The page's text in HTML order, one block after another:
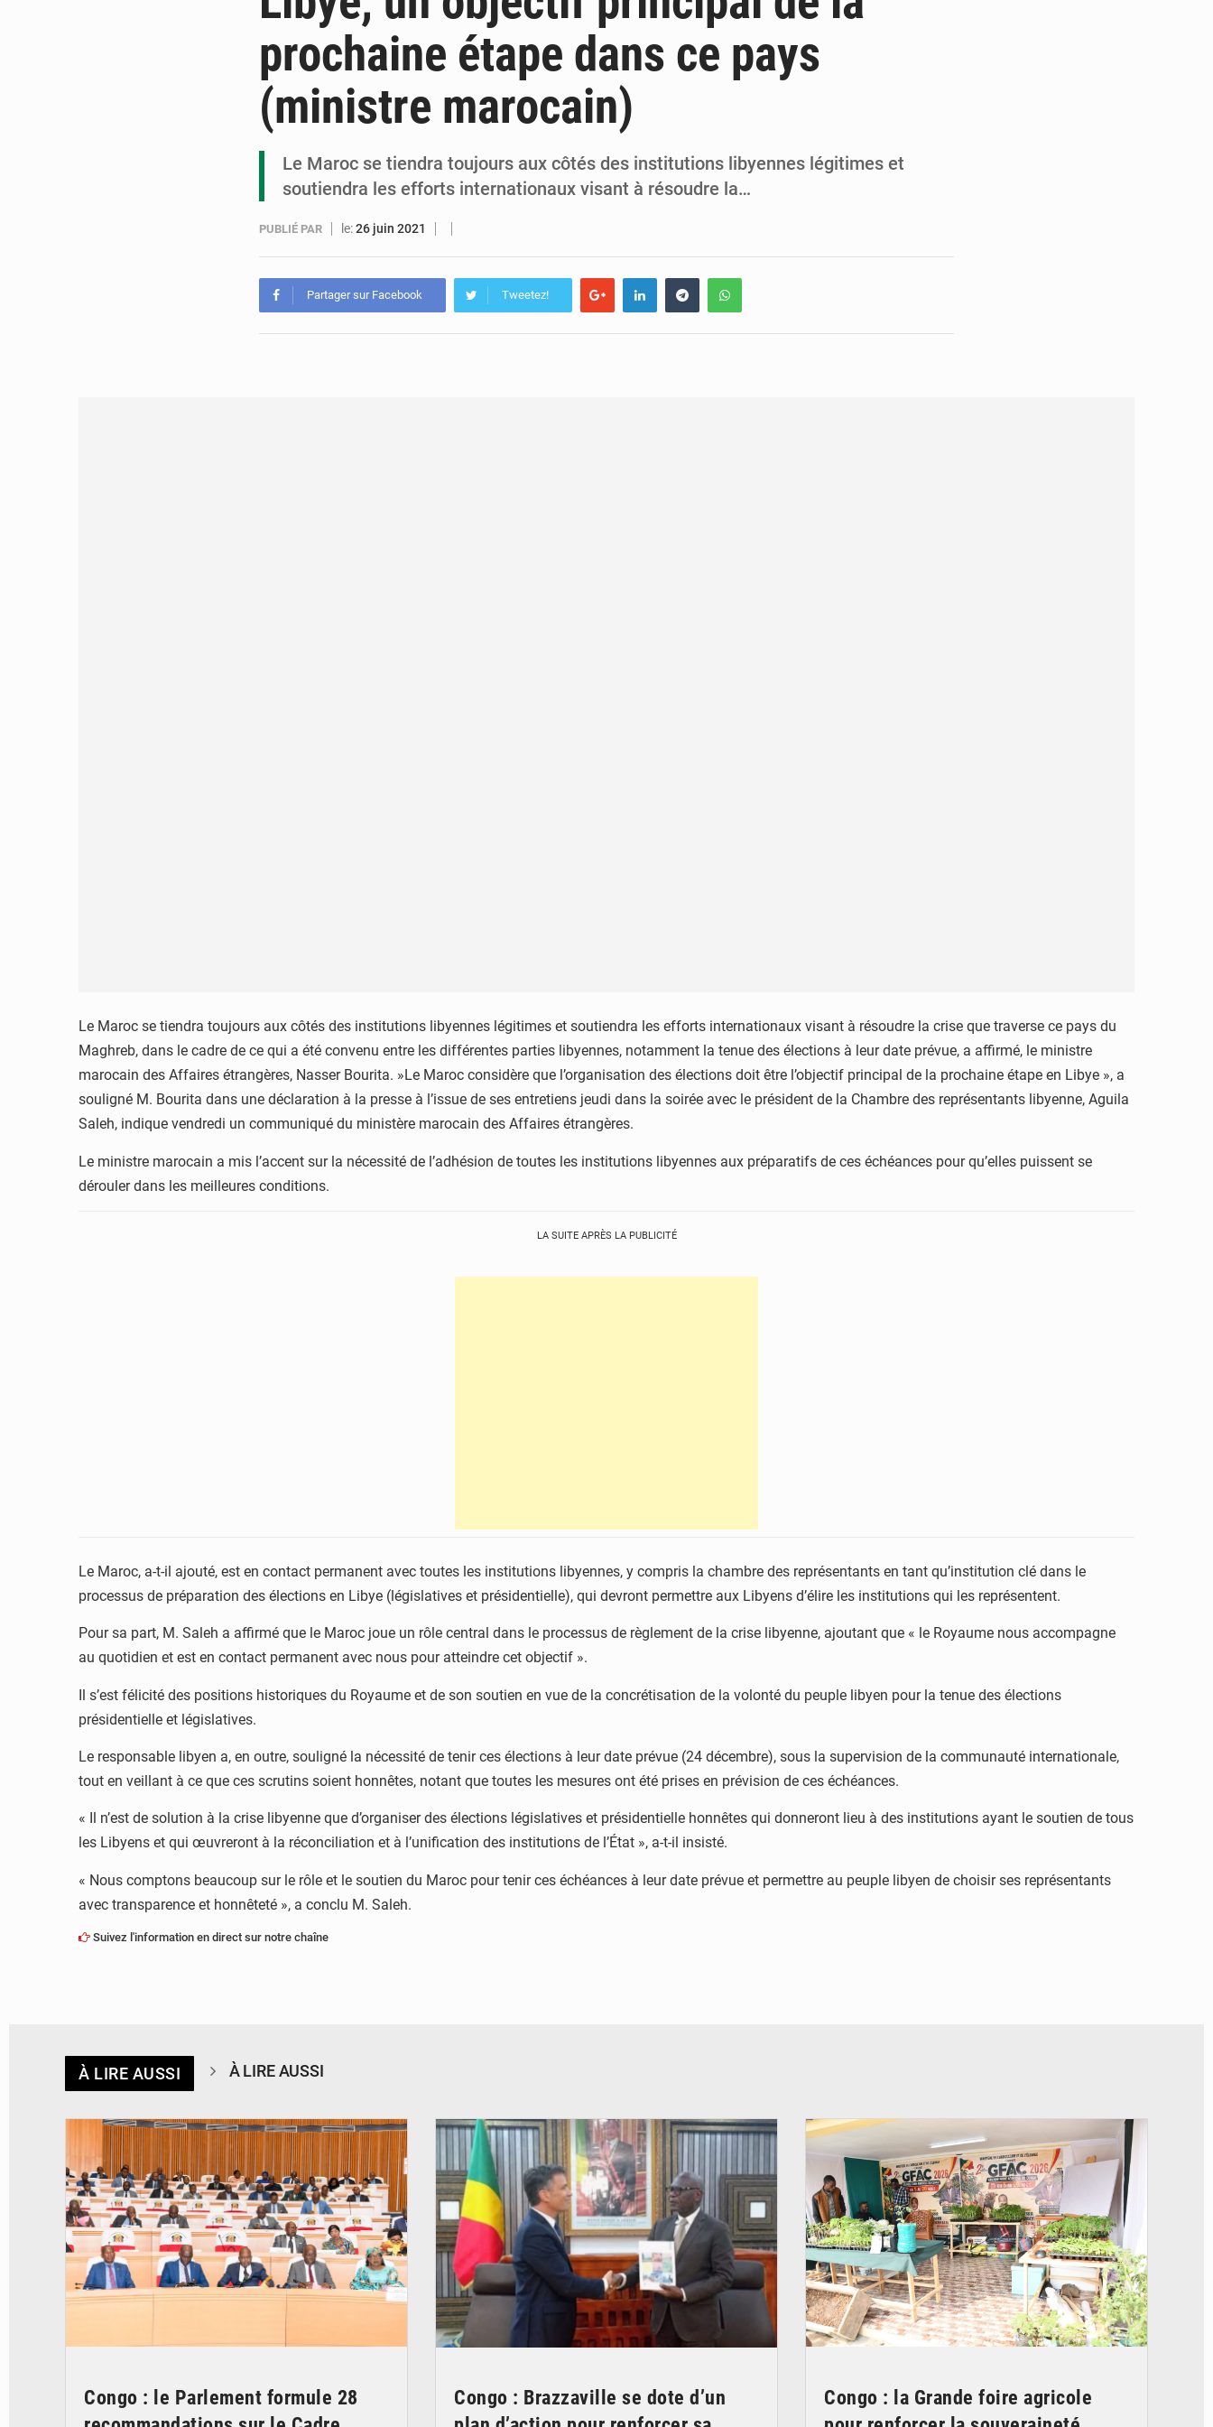
6 août 2026 Le Congo se dote d’un programme national pour valoriser les produits forestiers non ligneux
prochaine étape dans ce pays
(ministre marocain)
Le Maroc se tiendra toujours aux côtés des institutions libyennes légitimes et
soutiendra les efforts internationaux visant à résoudre la…
PUBLIÉ PAR le:26 juin 2021
Partager sur Facebook Tweetez!
Le Maroc se tiendra toujours aux côtés des institutions libyennes légitimes et soutiendra les efforts internationaux visant à résoudre la crise que traverse ce pays du
Maghreb, dans le cadre de ce qui a été convenu entre les différentes parties libyennes, notamment la tenue des élections à leur date prévue, a affirmé, le ministre
marocain des Affaires étrangères, Nasser Bourita. »Le Maroc considère que l’organisation des élections doit être l’objectif principal de la prochaine étape en Libye », a
souligné M. Bourita dans une déclaration à la presse à l’issue de ses entretiens jeudi dans la soirée avec le président de la Chambre des représentants libyenne, Aguila
Saleh, indique vendredi un communiqué du ministère marocain des Affaires étrangères.
Le ministre marocain a mis l’accent sur la nécessité de l’adhésion de toutes les institutions libyennes aux préparatifs de ces échéances pour qu’elles puissent se
dérouler dans les meilleures conditions.
LA SUITE APRÈS LA PUBLICITÉ
Le Maroc, a-t-il ajouté, est en contact permanent avec toutes les institutions libyennes, y compris la chambre des représentants en tant qu’institution clé dans le
processus de préparation des élections en Libye (législatives et présidentielle), qui devront permettre aux Libyens d’élire les institutions qui les représentent.
Pour sa part, M. Saleh a affirmé que le Maroc joue un rôle central dans le processus de règlement de la crise libyenne, ajoutant que « le Royaume nous accompagne
au quotidien et est en contact permanent avec nous pour atteindre cet objectif ».
Il s’est félicité des positions historiques du Royaume et de son soutien en vue de la concrétisation de la volonté du peuple libyen pour la tenue des élections
présidentielle et législatives.
Le responsable libyen a, en outre, souligné la nécessité de tenir ces élections à leur date prévue (24 décembre), sous la supervision de la communauté internationale,
tout en veillant à ce que ces scrutins soient honnêtes, notant que toutes les mesures ont été prises en prévision de ces échéances.
« Il n’est de solution à la crise libyenne que d’organiser des élections législatives et présidentielle honnêtes qui donneront lieu à des institutions ayant le soutien de tous
les Libyens et qui œuvreront à la réconciliation et à l’unification des institutions de l’État », a-t-il insisté.
« Nous comptons beaucoup sur le rôle et le soutien du Maroc pour tenir ces échéances à leur date prévue et permettre au peuple libyen de choisir ses représentants
avec transparence et honnêteté », a conclu M. Saleh.
Suivez l'information en direct sur notre chaîne
À LIRE AUSSI À LIRE AUSSI
Congo : le Parlement formule 28
Congo : Brazzaville se dote d’un
Congo : la Grande foire agricole